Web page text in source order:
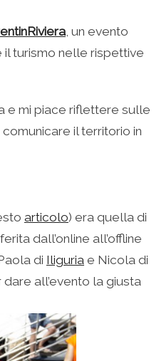
, un evento
turismo nelle rispettive
e mi piace riflettere sulle
il territorio in
articolo) era quella di
dall’online all’offline
di Iliguria e Nicola di
all’evento la giusta